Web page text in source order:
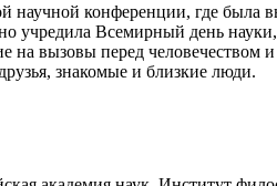
конференции, где была
Всемирный день науки,
на вызовы перед
знакомые и близкие люди.